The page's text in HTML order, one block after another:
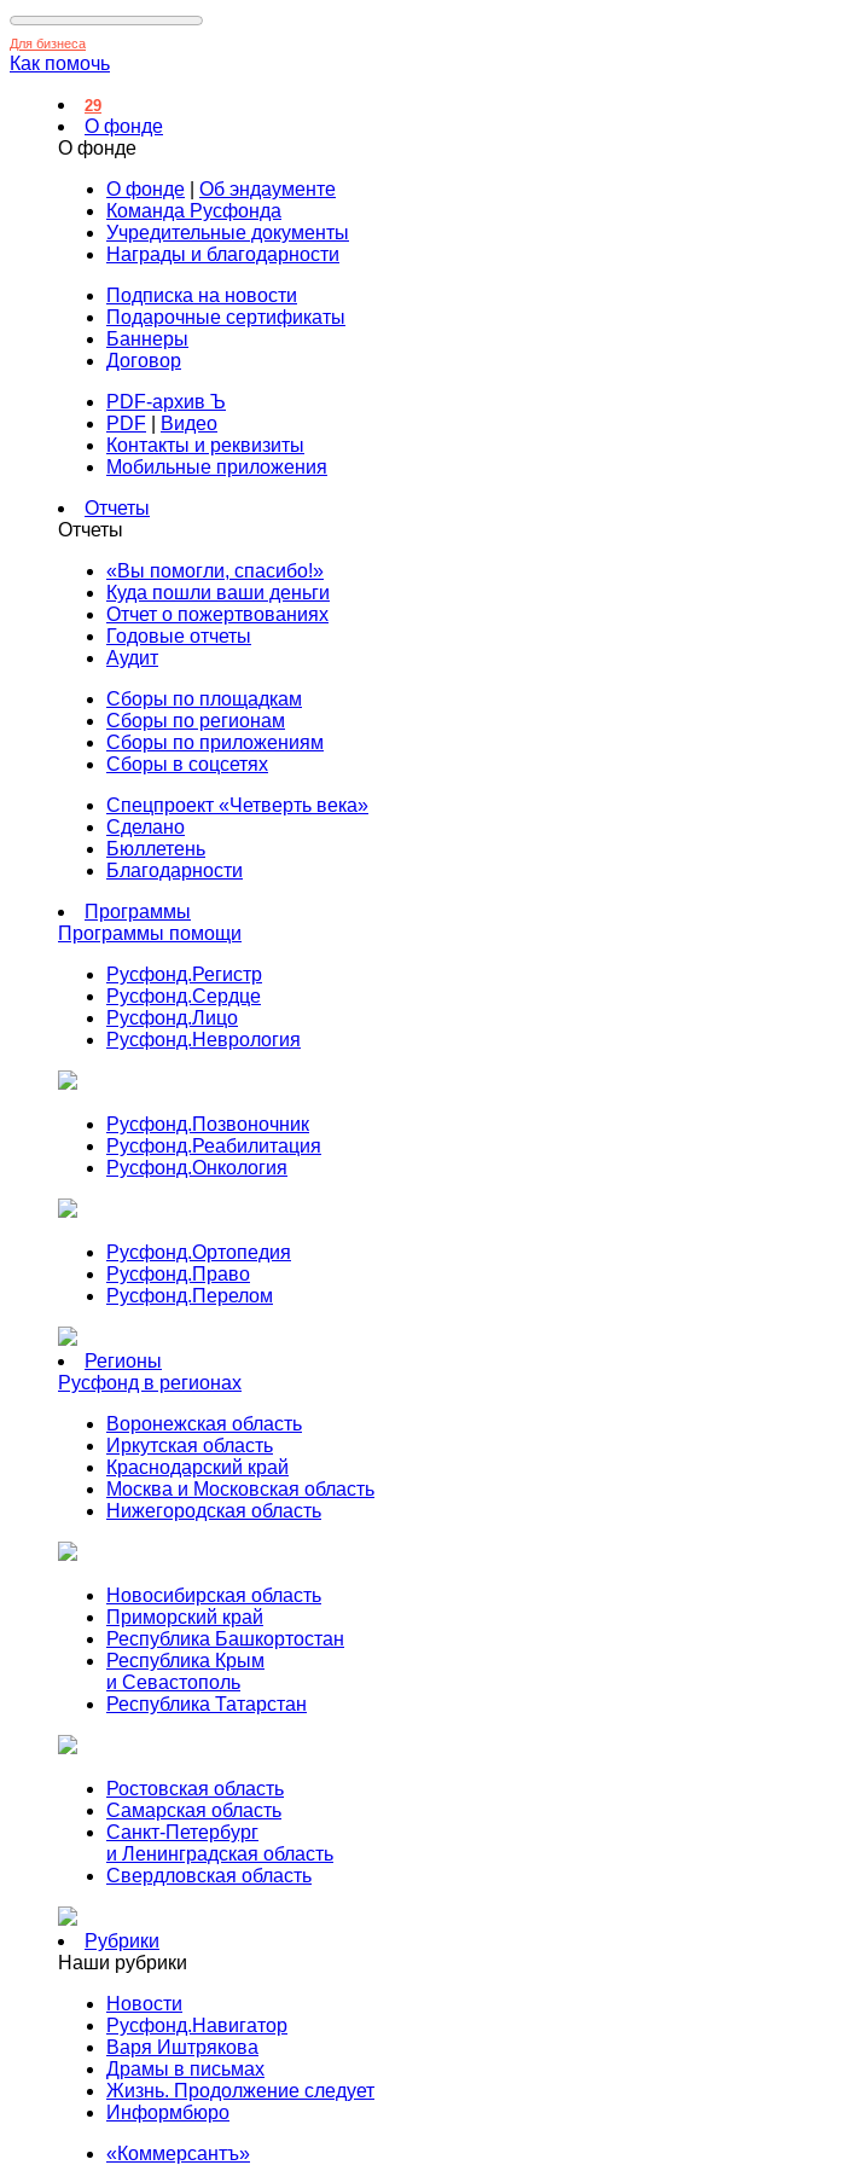
Для бизнеса
Как помочь
29
О фонде
О фонде
О фонде
Об эндаументе
Команда Русфонда
Учредительные документы
Награды и благодарности
Подписка на новости
Подарочные сертификаты
Баннеры
Договор
PDF-архив Ъ
PDF
Видео
Контакты и реквизиты
Мобильные приложения
Отчеты
Отчеты
«Вы помогли, спасибо!»
Куда пошли ваши деньги
Отчет о пожертвованиях
Годовые отчеты
Аудит
Сборы по площадкам
Сборы по регионам
Сборы по приложениям
Сборы в соцсетях
Спецпроект «Четверть века»
Сделано
Бюллетень
Благодарности
Программы
Программы помощи
Русфонд.Регистр
Русфонд.Сердце
Русфонд.Лицо
Русфонд.Неврология
Русфонд.Позвоночник
Русфонд.Реабилитация
Русфонд.Онкология
Русфонд.Ортопедия
Русфонд.Право
Русфонд.Перелом
Регионы
Русфонд в регионах
Воронежская область
Иркутская область
Краснодарский край
Москва и Московская область
Нижегородская область
Новосибирская область
Приморский край
Республика Башкортостан
Республика Крым
и Севастополь
Республика Татарстан
Ростовская область
Самарская область
Санкт-Петербург
и Ленинградская область
Свердловская область
Рубрики
Наши рубрики
Новости
Русфонд.Навигатор
Варя Иштрякова
Драмы в письмах
Жизнь. Продолжение следует
Информбюро
«Коммерсантъ»